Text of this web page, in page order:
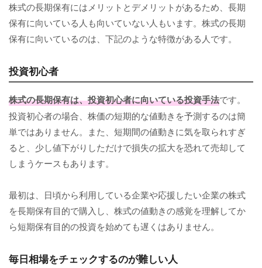
株式の長期保有にはメリットとデメリットがあるため、長期
保有に向いている人も向いていない人もいます。株式の長期
保有に向いているのは、下記のような特徴がある人です。
投資初心者
株式の長期保有は、投資初心者に向いている投資手法です。
投資初心者の場合、株価の短期的な値動きを予測するのは簡
単ではありません。また、短期間の値動きに気を取られすぎ
ると、少し値下がりしただけで損失の拡大を恐れて売却して
しまうケースもあります。
最初は、日頃から利用している企業や応援したい企業の株式
を長期保有目的で購入し、株式の値動きの感覚を理解してか
ら短期保有目的の投資を始めても遅くはありません。
毎日相場をチェックするのが難しい人